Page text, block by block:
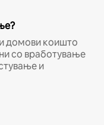
домови коишто
со вработување
и